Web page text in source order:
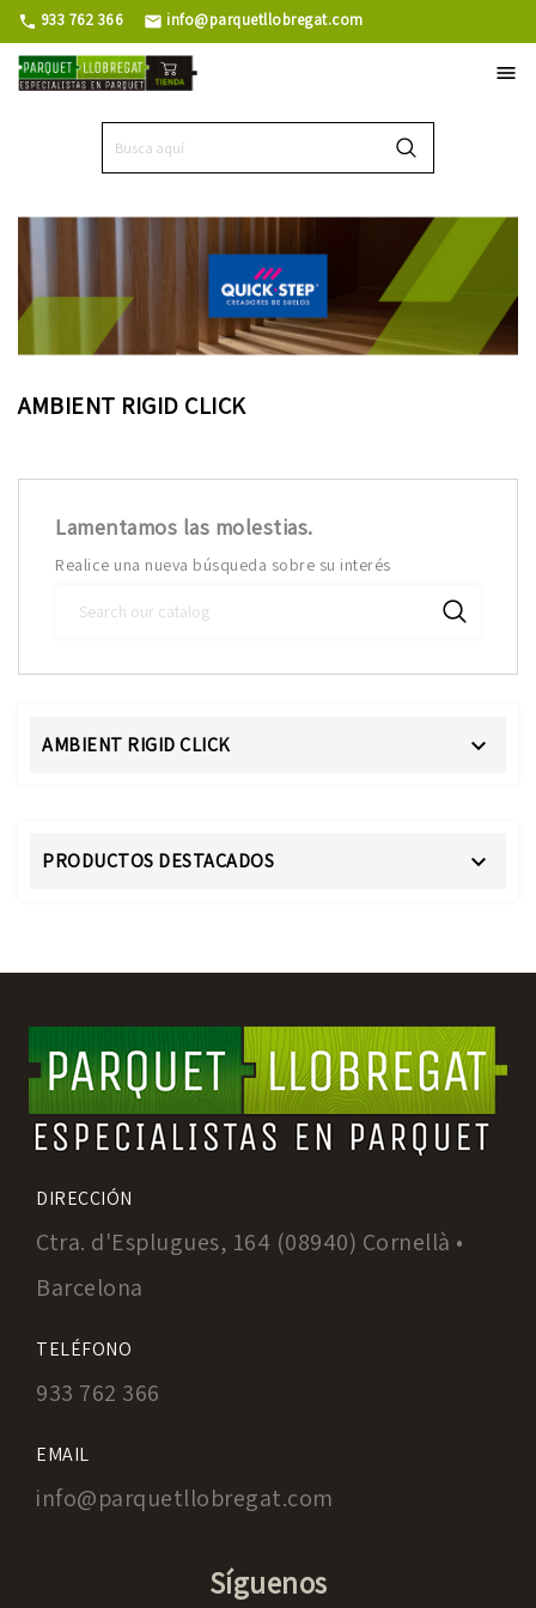
phone 933 762 366 mail info@parquetllobregat.com

AMBIENT RIGID CLICK
Lamentamos las molestias.
Realice una nueva búsqueda sobre su interés
AMBIENT RIGID CLICK 
PRODUCTOS DESTACADOS 
DIRECCIÓN
Ctra. d'Esplugues, 164 (08940) Cornellà •
Barcelona
TELÉFONO
933 762 366
EMAIL
info@parquetllobregat.com
Síguenos